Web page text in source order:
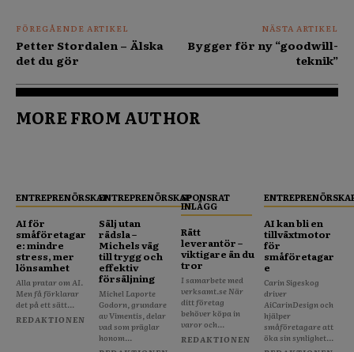
FÖREGÅENDE ARTIKEL
Petter Stordalen – Älska
det du gör
NÄSTA ARTIKEL
Bygger för ny “goodwill-
teknik”
MORE FROM AUTHOR
ENTREPRENÖRSKAP
AI för
småföretagar
e: mindre
stress, mer
lönsamhet
Alla pratar om AI.
Men få förklarar
det på ett sätt...
REDAKTIONEN
ENTREPRENÖRSKAP
Sälj utan
rädsla –
Michels väg
till trygg och
effektiv
försäljning
Michel Laporte
Godorn, grundare
av Vimentis, delar
vad som präglar
honom...
SPONSRAT
INLÄGG
Rätt
leverantör –
viktigare än du
tror
I samarbete med
verksamt.se När
ditt företag
behöver köpa in
varor och...
REDAKTIONEN
AI kan bli en
tillväxtmotor
för
småföretagar
e
Carin Sigeskog
driver
AiCarinDesign och
hjälper
småföretagare att
öka sin synlighet...